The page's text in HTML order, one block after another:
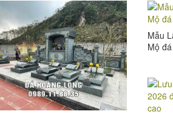
Mẫu
Mộ